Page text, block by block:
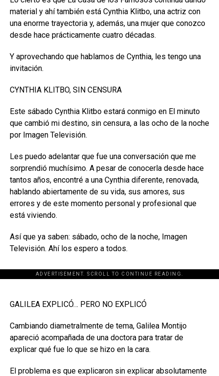
material y ahí también está Cynthia Klitbo, una actriz con
una enorme trayectoria y, además, una mujer que conozco
desde hace prácticamente cuatro décadas.
Y aprovechando que hablamos de Cynthia, les tengo una
invitación.
CYNTHIA KLITBO, SIN CENSURA
Este sábado Cynthia Klitbo estará conmigo en El minuto
que cambió mi destino, sin censura, a las ocho de la noche
por Imagen Televisión.
Les puedo adelantar que fue una conversación que me
sorprendió muchísimo. A pesar de conocerla desde hace
tantos años, encontré a una Cynthia diferente, renovada,
hablando abiertamente de su vida, sus amores, sus
errores y de este momento personal y profesional que
está viviendo.
Así que ya saben: sábado, ocho de la noche, Imagen
Televisión. Ahí los espero a todos.
ADVERTISEMENT. SCROLL TO CONTINUE READING.
[adsforwp id="243463"]
GALILEA EXPLICÓ… PERO NO EXPLICÓ
Cambiando diametralmente de tema, Galilea Montijo
apareció acompañada de una doctora para tratar de
explicar qué fue lo que se hizo en la cara.
El problema es que explicaron sin explicar absolutamente